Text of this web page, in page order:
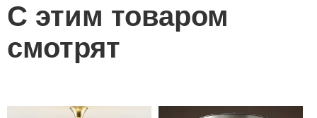
С этим товаром
смотрят